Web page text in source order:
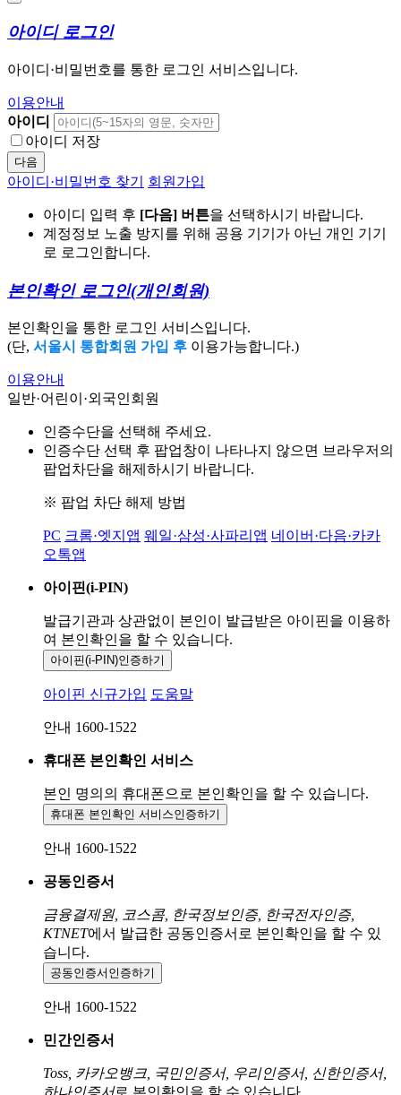
아이디 로그인
아이디·비밀번호를 통한 로그인 서비스입니다.
이용안내
아이디
아이디 저장
다음
아이디·비밀번호 찾기 회원가입
아이디 입력 후 [다음] 버튼을 선택하시기 바랍니다.
계정정보 노출 방지를 위해 공용 기기가 아닌 개인 기기
로 로그인합니다.
본인확인 로그인(개인회원)
본인확인을 통한 로그인 서비스입니다.
(단, 서울시 통합회원 가입 후 이용가능합니다.)
이용안내
일반·어린이·외국인회원
인증수단을 선택해 주세요.
인증수단 선택 후 팝업창이 나타나지 않으면 브라우저의
팝업차단을 해제하시기 바랍니다.
※ 팝업 차단 해제 방법
PC 크롬·엣지앱 웨일·삼성·사파리앱 네이버·다음·카카
오톡앱
아이핀(i-PIN)
발급기관과 상관없이 본인이 발급받은 아이핀을 이용하
여 본인확인을 할 수 있습니다.
아이핀(i-PIN)인증하기
아이핀 신규가입 도움말
안내 1600-1522
휴대폰 본인확인 서비스
본인 명의의 휴대폰으로 본인확인을 할 수 있습니다.
휴대폰 본인확인 서비스인증하기
안내 1600-1522
공동인증서
금융결제원, 코스콤, 한국정보인증, 한국전자인증,
KTNET에서 발급한 공동인증서로 본인확인을 할 수 있
습니다.
공동인증서 인증하기
안내 1600-1522
민간인증서
Toss, 카카오뱅크, 국민인증서, 우리인증서, 신한인증서,